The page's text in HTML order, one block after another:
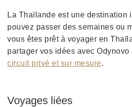
La Thaïlande est une destination
pouvez passer des semaines ou
vous êtes prêt à voyager en
partager vos idées avec Odynovo
circuit privé et sur mesure.
Voyages liées